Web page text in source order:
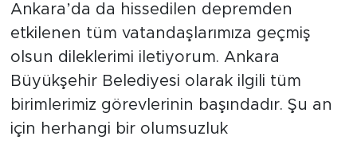
Ankara’da da hissedilen depremden
etkilenen tüm vatandaşlarımıza geçmiş
olsun dileklerimi iletiyorum. Ankara
Büyükşehir Belediyesi olarak ilgili tüm
birimlerimiz görevlerinin başındadır. Şu an
için herhangi bir olumsuzluk